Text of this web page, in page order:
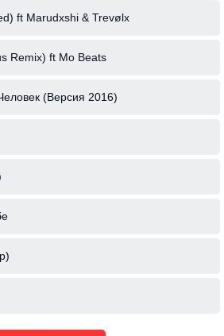
ft Marudxshi & Trevølx
Remix) ft Mo Beats
(Версия 2016)